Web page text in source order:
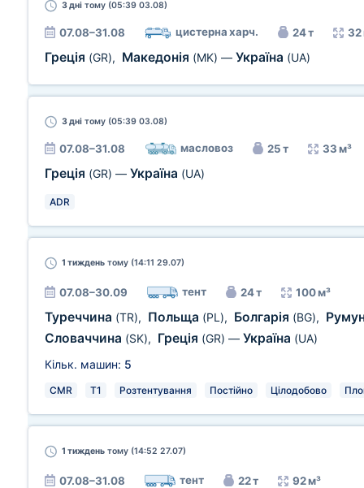
3 дні тому (05:39 03.08)
07.08–31.08 цистерна харч. 24 т 32
Греція (GR), Македонія (MK) — Україна (UA)
3 дні тому (05:39 03.08)
07.08–31.08 масловоз 25 т 33 м³
Греція (GR) — Україна (UA)
ADR
1 тиждень тому (14:11 29.07)
07.08–30.09 тент 24 т 100 м³
Туреччина (TR), Польща (PL), Болгарія (BG),
Словаччина (SK), Греція (GR) — Україна (UA)
Кільк. машин: 5
CMR T1 Розтентування Постійно Цілодобово
1 тиждень тому (14:52 27.07)
07.08–31.08 тент 22 т 92 м³